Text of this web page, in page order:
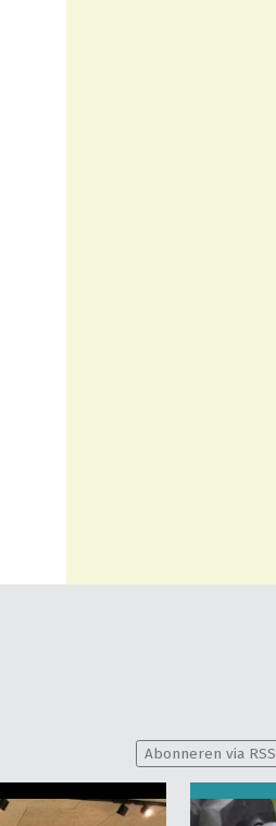
Abonneren via RSS